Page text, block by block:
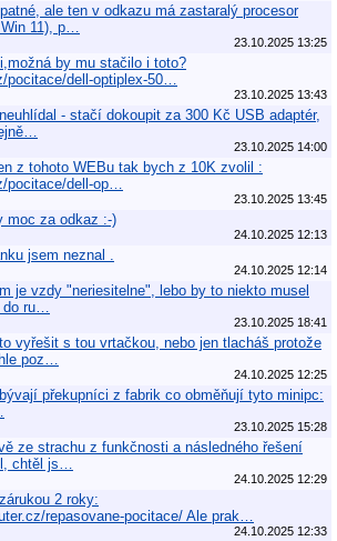
ale ten v odkazu má zastaralý procesor
11), p…
23.10.2025 13:25
by mu stačilo i toto?
pocitace/dell-optiplex-50…
23.10.2025 13:43
- stačí dokoupit za 300 Kč USB adaptér,
23.10.2025 14:00
z tohoto WEBu tak bych z 10K zvolil :
pocitace/dell-op…
23.10.2025 13:45
moc za odkaz :-)
24.10.2025 12:13
jsem neznal .
24.10.2025 12:14
je vzdy "neriesitelne", lebo by to niekto musel
ru…
23.10.2025 18:41
vyřešit s tou vrtačkou, nebo jen tlacháš protože
poz…
24.10.2025 12:25
překupníci z fabrik co obměňují tyto minipc:
23.10.2025 15:28
ze strachu z funkčnosti a následného řešení
chtěl js…
24.10.2025 12:29
2 roky:
repasovane-pocitace/ Ale prak…
24.10.2025 12:33